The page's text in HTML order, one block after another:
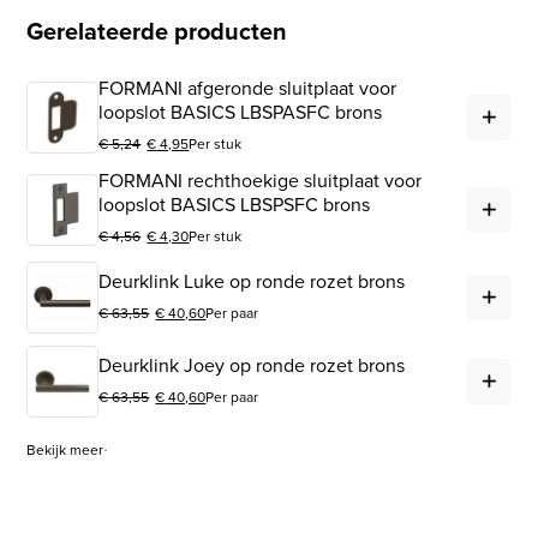
Gerelateerde producten
FORMANI afgeronde sluitplaat voor
loopslot BASICS LBSPASFC brons
€5,24
Oorspronkelijke prijs was: € 5,24.
€4,95
Huidige prijs is: € 4,95.
Per stuk
FORMANI rechthoekige sluitplaat voor
loopslot BASICS LBSPSFC brons
€4,56
Oorspronkelijke prijs was: € 4,56.
€4,30
Huidige prijs is: € 4,30.
Per stuk
Deurklink Luke op ronde rozet brons
€63,55
Oorspronkelijke prijs was: € 63,55.
€40,60
Huidige prijs is: € 40,60.
Per paar
Deurklink Joey op ronde rozet brons
€63,55
Oorspronkelijke prijs was: € 63,55.
€40,60
Huidige prijs is: € 40,60.
Per paar
Bekijk meer